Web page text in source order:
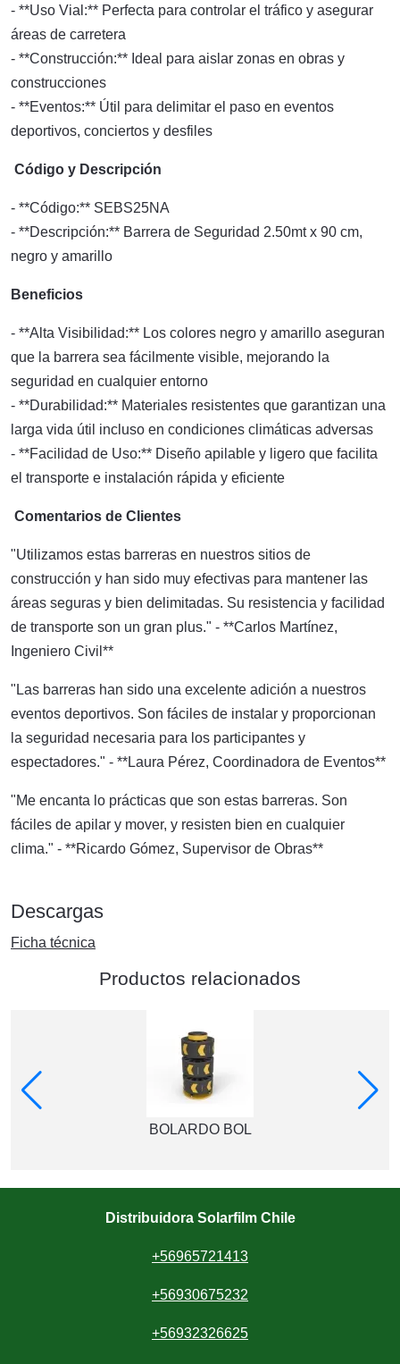
- **Uso Vial:** Perfecta para controlar el tráfico y asegurar
áreas de carretera
- **Construcción:** Ideal para aislar zonas en obras y
construcciones
- **Eventos:** Útil para delimitar el paso en eventos
deportivos, conciertos y desfiles
Código y Descripción
- **Código:** SEBS25NA
- **Descripción:** Barrera de Seguridad 2.50mt x 90 cm,
negro y amarillo
Beneficios
- **Alta Visibilidad:** Los colores negro y amarillo aseguran
que la barrera sea fácilmente visible, mejorando la
seguridad en cualquier entorno
- **Durabilidad:** Materiales resistentes que garantizan una
larga vida útil incluso en condiciones climáticas adversas
- **Facilidad de Uso:** Diseño apilable y ligero que facilita
el transporte e instalación rápida y eficiente
Comentarios de Clientes
"Utilizamos estas barreras en nuestros sitios de
construcción y han sido muy efectivas para mantener las
áreas seguras y bien delimitadas. Su resistencia y facilidad
de transporte son un gran plus." - **Carlos Martínez,
Ingeniero Civil**
"Las barreras han sido una excelente adición a nuestros
eventos deportivos. Son fáciles de instalar y proporcionan
la seguridad necesaria para los participantes y
espectadores." - **Laura Pérez, Coordinadora de Eventos**
"Me encanta lo prácticas que son estas barreras. Son
fáciles de apilar y mover, y resisten bien en cualquier
clima." - **Ricardo Gómez, Supervisor de Obras**
Descargas
Ficha técnica
Productos relacionados
BOLARDO BOL
Distribuidora Solarfilm Chile
+56965721413
+56930675232
+56932326625